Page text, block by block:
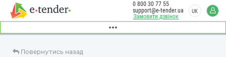
Замовити дзвінок
0 800 30 77 55
support@e-tender.ua
UK
Повернутись назад